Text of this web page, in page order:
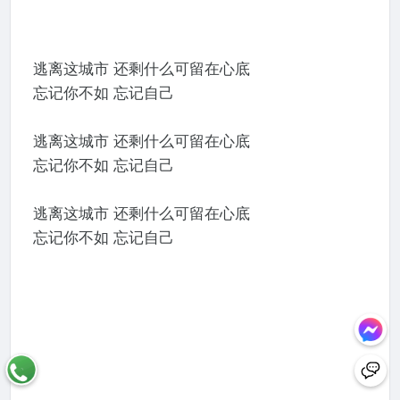
逃离这城市 还剩什么可留在心底
忘记你不如 忘记自己
逃离这城市 还剩什么可留在心底
忘记你不如 忘记自己
逃离这城市 还剩什么可留在心底
忘记你不如 忘记自己